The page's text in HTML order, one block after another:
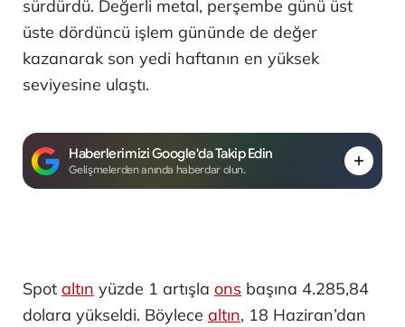
sürdürdü. Değerli metal, perşembe günü üst
üste dördüncü işlem gününde de değer
kazanarak son yedi haftanın en yüksek
seviyesine ulaştı.
Haberlerimizi Google'da Takip Edin
Gelişmelerden anında haberdar olun.
Spot altın yüzde 1 artışla ons başına 4.285,84
dolara yükseldi. Böylece altın, 18 Haziran’dan